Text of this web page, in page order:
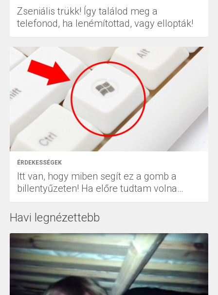
Zseniális trükk! Így találod meg a
telefonod, ha lenémítottad, vagy ellopták!
ÉRDEKESSÉGEK
Itt van, hogy miben segít ez a gomb a
billentyűzeten! Ha előre tudtam volna…
Havi legnézettebb